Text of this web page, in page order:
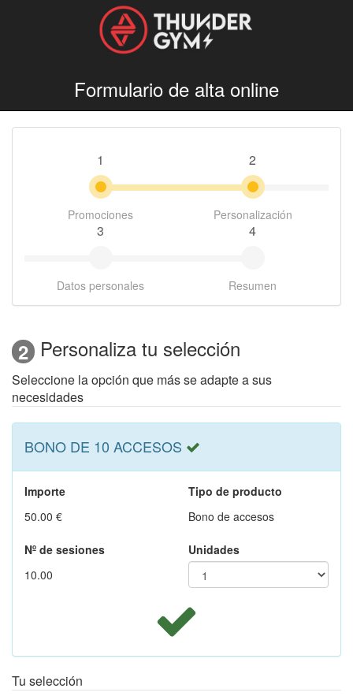
Formulario de alta online
1
Promociones
2
Personalización
3
Datos personales
4
Resumen
2 Personaliza tu selección
Seleccione la opción que más se adapte a sus
necesidades
BONO DE 10 ACCESOS
Importe
50.00 €
Tipo de producto
Bono de accesos
Nº de sesiones
10.00
Unidades
Tu selección